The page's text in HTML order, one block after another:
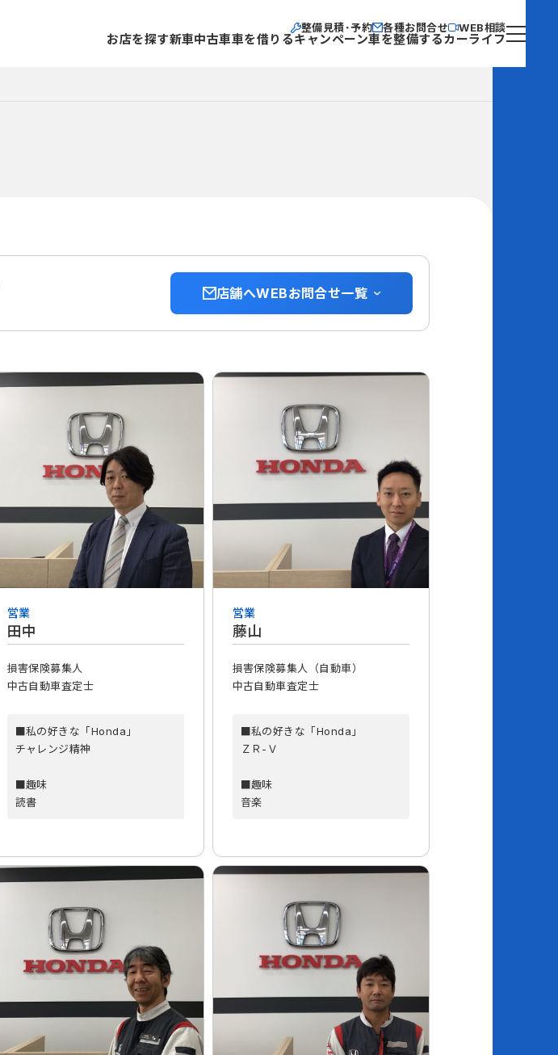
整備見積･予約 各種お問合せ WEB相談
お店を探す新車中古車車を借りるキャンペーン車を整備するカーライフ
店舗へWEBお問合せ一覧
営業
田中
損害保険募集人
中古自動車査定士
■私の好きな「Honda」
チャレンジ精神
■趣味
読書
営業
藤山
損害保険募集人（自動車）
中古自動車査定士
■私の好きな「Honda」
ＺＲ-Ｖ
■趣味
音楽